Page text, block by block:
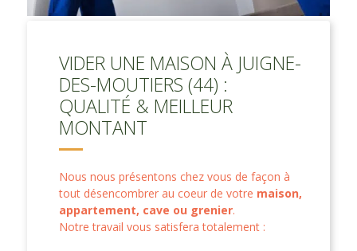
VIDER UNE MAISON À JUIGNE-
DES-MOUTIERS (44) :
QUALITÉ & MEILLEUR
MONTANT
Nous nous présentons chez vous de façon à
tout désencombrer au coeur de votre maison,
appartement, cave ou grenier.
Notre travail vous satisfera totalement :